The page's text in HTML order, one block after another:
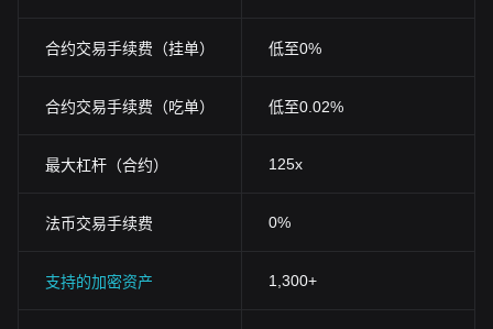
合约交易手续费（挂单） 低至0%
合约交易手续费（吃单） 低至0.02%
最大杠杆（合约） 125x
法币交易手续费 0%
支持的加密资产 1,300+